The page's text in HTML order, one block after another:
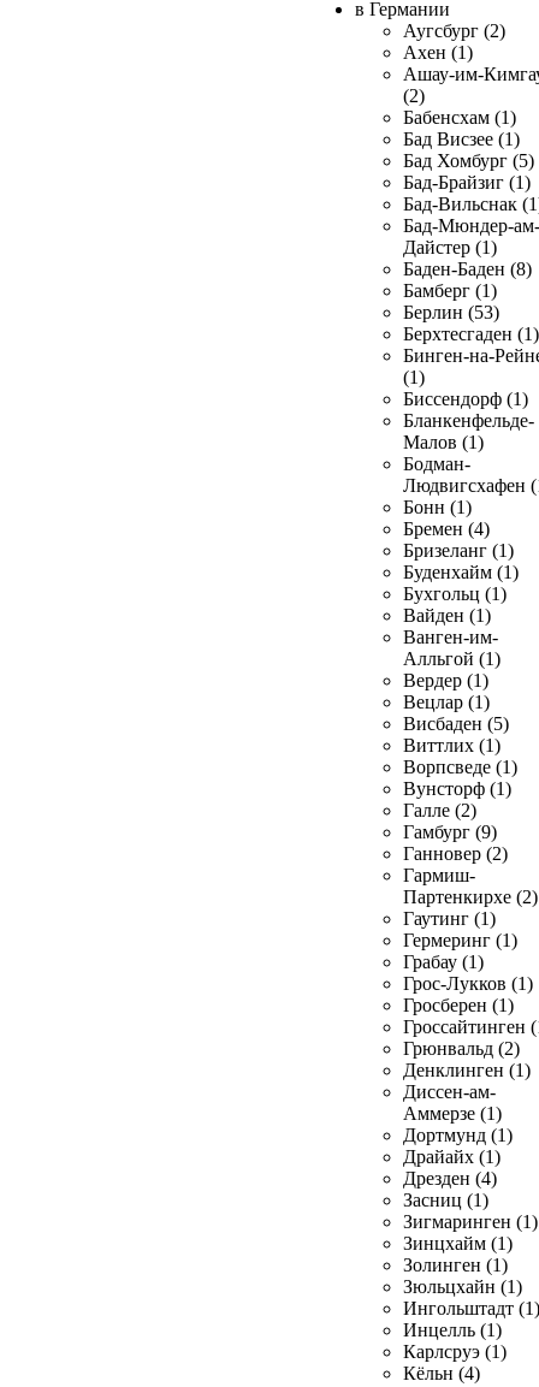
в Германии
Аугсбург (2)
Ахен (1)
Ашау-им-
(2)
Бабенсхам (1)
Бад Висзее (1)
Бад Хомбург (5)
Бад-Брайзиг (1)
Бад-Вильснак
Бад-Мюндер-ам-
Дайстер (1)
Баден-Баден (8)
Бамберг (1)
Берлин (53)
Берхтесгаден (1)
Бинген-на-
(1)
Биссендорф (1)
Бланкенфельде-
Малов (1)
Бодман-
Людвигсхафен
Бонн (1)
Бремен (4)
Бризеланг (1)
Буденхайм (1)
Бухгольц (1)
Вайден (1)
Ванген-им-
Алльгой (1)
Вердер (1)
Вецлар (1)
Висбаден (5)
Виттлих (1)
Ворпсведе (1)
Вунсторф (1)
Галле (2)
Гамбург (9)
Ганновер (2)
Гармиш-
Партенкирхе (2)
Гаутинг (1)
Гермеринг (1)
Грабау (1)
Грос-Лукков (1)
Гросберен (1)
Гроссайтинген
Грюнвальд (2)
Денклинген (1)
Диссен-ам-
Аммерзе (1)
Дортмунд (1)
Драйайх (1)
Дрезден (4)
Засниц (1)
Зигмаринген (1)
Зинцхайм (1)
Золинген (1)
Зюльцхайн (1)
Ингольштадт (1)
Инцелль (1)
Карлсруэ (1)
Кёльн (4)